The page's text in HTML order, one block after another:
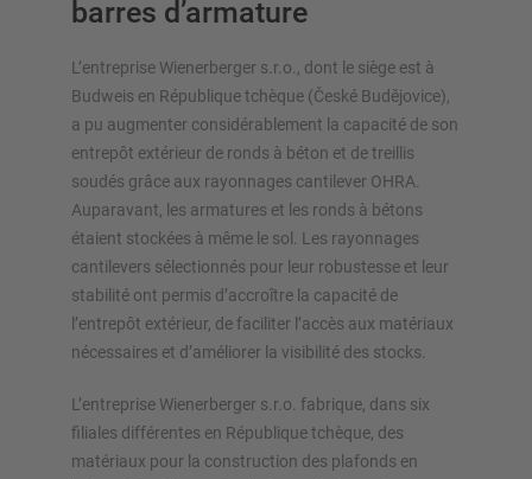
barres d’armature
L’entreprise Wienerberger s.r.o., dont le siège est à
Budweis en République tchèque (České Budějovice),
a pu augmenter considérablement la capacité de son
entrepôt extérieur de ronds à béton et de treillis
soudés grâce aux rayonnages cantilever OHRA.
Auparavant, les armatures et les ronds à bétons
étaient stockées à même le sol. Les rayonnages
cantilevers sélectionnés pour leur robustesse et leur
stabilité ont permis d’accroître la capacité de
l’entrepôt extérieur, de faciliter l’accès aux matériaux
nécessaires et d’améliorer la visibilité des stocks.
L’entreprise Wienerberger s.r.o. fabrique, dans six
filiales différentes en République tchèque, des
matériaux pour la construction des plafonds en
APERÇU SYSTÈMES DE STOCKAGE
Rayonnages á palettes
Rayonnages mobiles
Mezzanines